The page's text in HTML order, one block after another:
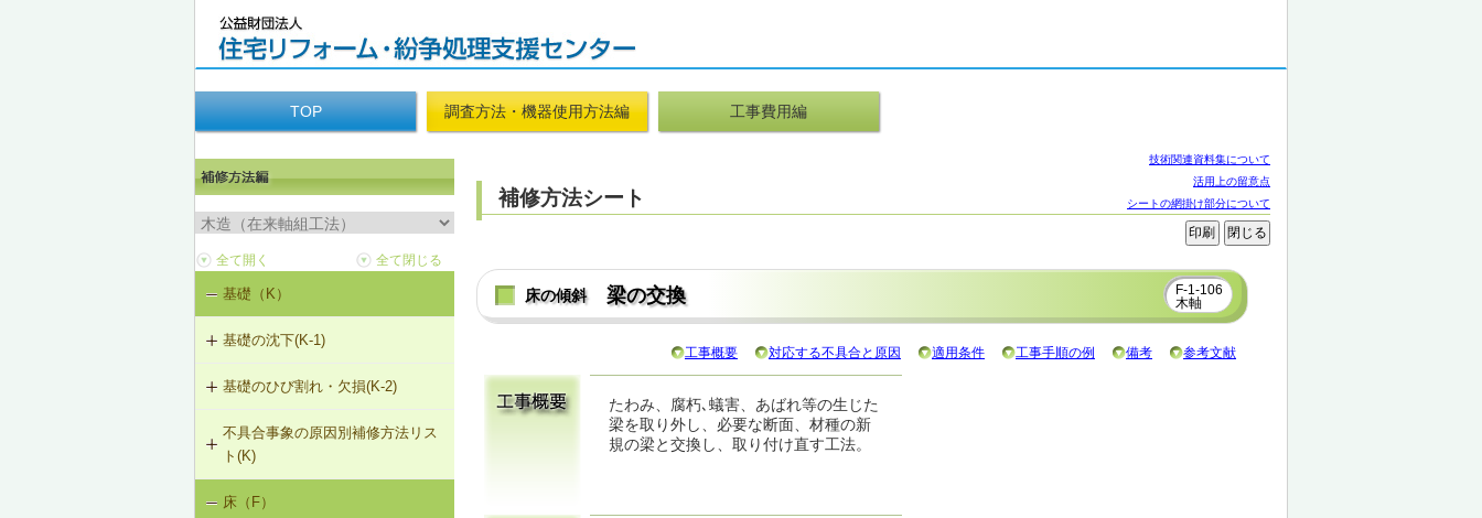
TOP 調査方法・機器使用方法編 工事費用編
基礎（K）
基礎の沈下(K-1)
K-1-101 土台をジャッキアップのう
え、基礎の再施工
K-1-102 布基礎をべた基礎に変更
（基礎天端レベル調整）
基礎のひび割れ・欠損(K-2)
K-2-501 樹脂注入工法
K-2-502 充填工法
不具合事象の原因別補修方法リス
ト(K)
基礎の沈下（K-1）
床（F）
補修方法シート
技術関連資料集について
活用上の留意点
シートの網掛け部分について
床の傾斜 梁の交換
F-1-106
木軸
工事概要 対応する不具合と原因 適用条件 工事手順の例 備考 参考文献
たわみ、腐朽､蟻害、あばれ等の生じた
梁を取り外し、必要な断面、材種の新
規の梁と交換し、取り付け直す工法。